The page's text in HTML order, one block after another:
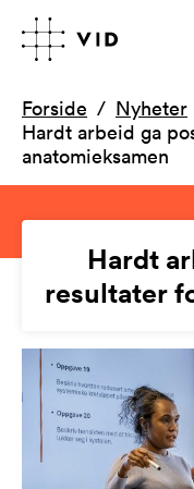
Forside
Nyheter
Hardt arbeid ga
anatomieksamen
Hardt
resultater